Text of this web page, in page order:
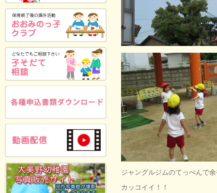
ジャングルジムのてっぺんで
カッコイイ！！